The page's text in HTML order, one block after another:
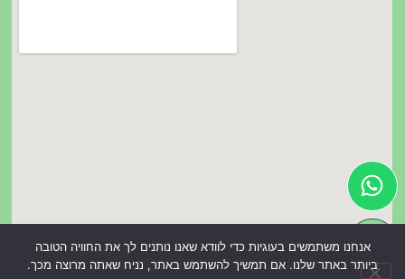
אנחנו משתמשים בעוגיות כדי לוודא שאנו נותנים לך את החוויה הטובה
ביותר באתר שלנו. אם תמשיך להשתמש באתר, נניח שאתה מרוצה מכך.